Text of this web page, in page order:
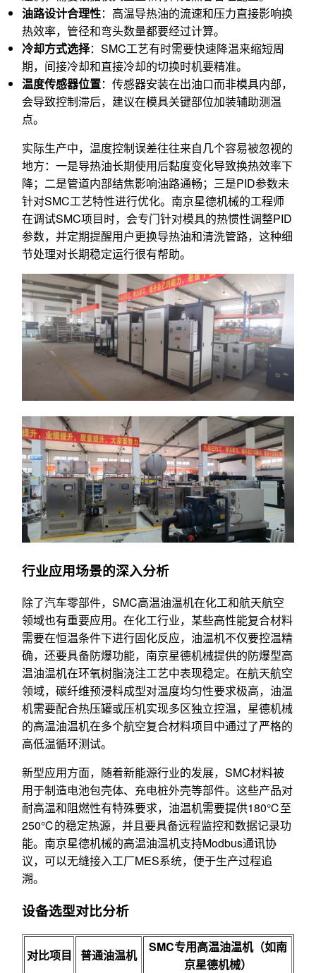
油路设计合理性：高温导热油的流速和压力直接影响换
热效率，管径和弯头数量都要经过计算。
冷却方式选择：SMC工艺有时需要快速降温来缩短周
期，间接冷却和直接冷却的切换时机要精准。
温度传感器位置：传感器安装在出油口而非模具内部，
会导致控制滞后，建议在模具关键部位加装辅助测温
点。
实际生产中，温度控制误差往往来自几个容易被忽视的
地方：一是导热油长期使用后黏度变化导致换热效率下
降；二是管道内部结焦影响油路通畅；三是PID参数未
针对SMC工艺特性进行优化。南京星德机械的工程师
在调试SMC项目时，会专门针对模具的热惯性调整PID
参数，并定期提醒用户更换导热油和清洗管路，这种细
节处理对长期稳定运行很有帮助。
行业应用场景的深入分析
除了汽车零部件，SMC高温油温机在化工和航天航空
领域也有重要应用。在化工行业，某些高性能复合材料
需要在恒温条件下进行固化反应，油温机不仅要控温精
确，还要具备防爆功能，南京星德机械提供的防爆型高
温油温机在环氧树脂浇注工艺中表现稳定。在航天航空
领域，碳纤维预浸料成型对温度均匀性要求极高，油温
机需要配合热压罐或压机实现多区独立控温，星德机械
的高温油温机在多个航空复合材料项目中通过了严格的
高低温循环测试。
新型应用方面，随着新能源行业的发展，SMC材料被
用于制造电池包壳体、充电桩外壳等部件。这些产品对
耐高温和阻燃性有特殊要求，油温机需要提供180℃至
250℃的稳定热源，并且要具备远程监控和数据记录功
能。南京星德机械的高温油温机支持Modbus通讯协
议，可以无缝接入工厂MES系统，便于生产过程追
溯。
设备选型对比分析
对比项目 普通油温机
SMC专用高温油温机（如南
京星德机械）